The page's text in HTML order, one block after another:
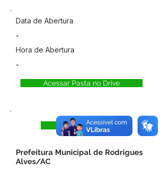
Data de Abertura
-
Hora de Abertura
-
Acessar Pasta no Drive
Visualizar
Prefeitura Municipal de Rodrigues
Alves/AC